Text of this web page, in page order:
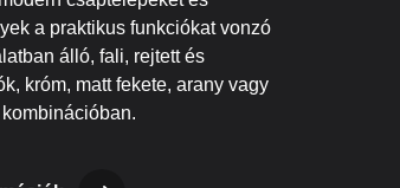
a praktikus funkciókat vonzó
álló, fali, rejtett és
króm, matt fekete, arany vagy